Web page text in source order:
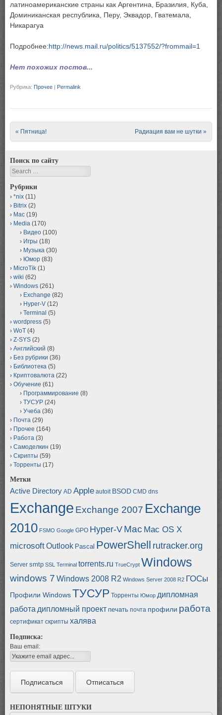
латиноамериканские страны как Аргентина, Бразилия, Куба,
Доминиканская республика, Перу, Эквадор, Гватемала,
Никарагуа
Подробнее:http://news.mail.ru/politics/5137552/?frommail=1
Нет похожих постов...
Рубрика: Прочее | Permalink
Post navigation
« Пятница! Радиация вам не шутки »
Поиск по сайту
Search
Рубрики
*nix (11)
Bitrix (2)
Mac (19)
Media (170)
Видео (100)
Игры (18)
Музыка (30)
Юмор (83)
MicroTik (1)
wiki (62)
Windows (261)
Exchange (82)
Hyper-V (12)
Terminal (5)
wordpress (5)
WoT (4)
Z-SYS (2)
Английский (8)
Без рубрики (36)
Библиотека (5)
Криптовалюта (22)
Обучение (61)
Программирование (8)
ТУСУР (24)
Учеба (36)
Почта (29)
Прочее (164)
Работа (3)
Самоделкин (19)
Скрипты (59)
Торренты (17)
Метки
Active Directory AD Apple autoit BSOD CMD dns
Exchange Exchange 2007 Exchange
2010 FSMO Google GPO Hyper-V Mac Mac OS X
microsoftOutlook Pascal PowerShell rutracker.org
Server smtp SSL Terminal torrents.ru TrueCrypt Windows
windows 7 Windows 2008 R2 Windows Server 2008 R2 ГОСы
Профили WindowsТУСУР Торренты Юмор дипломная
работа дипломный проект печать почта профили работа
сертификат скрипты халява
Подписка:
Ваш email:
НЕПОНЯТНЫЕ ШТУКИ